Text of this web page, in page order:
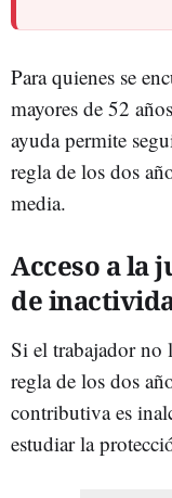
Para quienes se
mayores de 52
ayuda permite
regla de los dos
media.
Acceso a la
de
Si el trabajador no
regla de los dos
contributiva es
estudiar la